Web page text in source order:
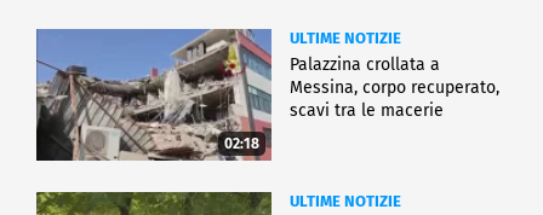
02:18
ULTIME NOTIZIE
Palazzina crollata a
Messina, corpo recuperato,
scavi tra le macerie
ULTIME NOTIZIE